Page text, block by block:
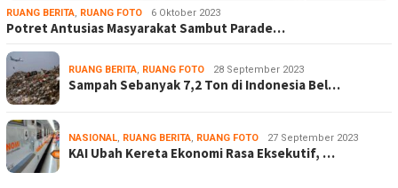
RUANG BERITA, RUANG FOTO 6 Oktober 2023
Potret Antusias Masyarakat Sambut Parade…
RUANG BERITA, RUANG FOTO 28 September 2023
Sampah Sebanyak 7,2 Ton di Indonesia Bel…
NASIONAL, RUANG BERITA, RUANG FOTO 27 September 2023
KAI Ubah Kereta Ekonomi Rasa Eksekutif, …